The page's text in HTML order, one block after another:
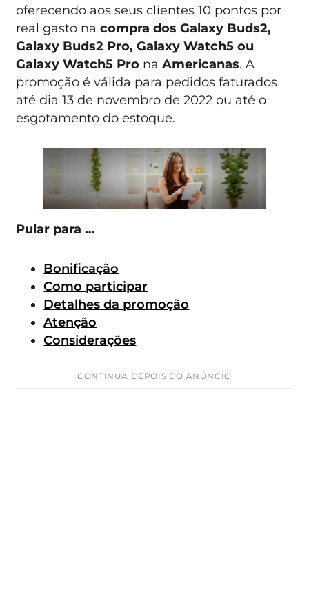
oferecendo aos seus clientes 10 pontos por
real gasto nacompra dos Galaxy Buds2,
Galaxy Buds2 Pro, Galaxy Watch5 ou
Galaxy Watch5 Pro naAmericanas. A
promoção é válida para pedidos faturados
até dia 13 de novembro de 2022 ou até o
esgotamento do estoque.
Pular para …
Bonificação
Como participar
Detalhes da promoção
Atenção
Considerações
CONTINUA DEPOIS DO ANÚNCIO